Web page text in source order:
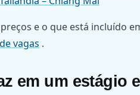
e o que está incluído
vagas .
em um estágio